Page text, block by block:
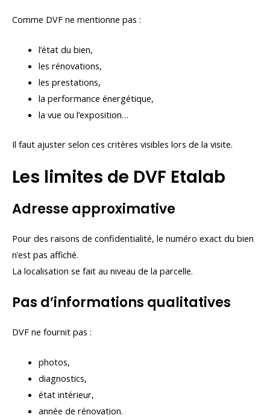
Comme DVF ne mentionne pas :
l’état du bien,
les rénovations,
les prestations,
la performance énergétique,
la vue ou l’exposition…
Il faut ajuster selon ces critères visibles lors de la visite.
Les limites de DVF Etalab
Adresse approximative
Pour des raisons de confidentialité, le numéro exact du bien
n’est pas affiché.
La localisation se fait au niveau de la parcelle.
Pas d’informations qualitatives
DVF ne fournit pas :
photos,
diagnostics,
état intérieur,
année de rénovation.